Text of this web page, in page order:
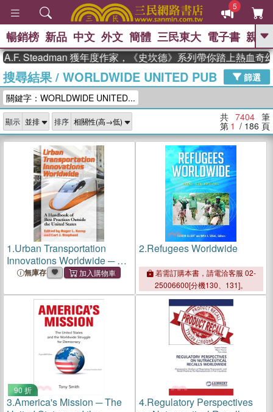
5
GO
熱搜： 東野圭吾 、 高希均教授回憶錄
、 The Odyssey 、 父親節 、 如果歷
史是一群喵
獎 臺灣漫遊錄 、 方念華 、 台灣的李
登輝時代
數學女孩：黎曼猜想 、
偉大的迷走神經
暢銷榜 新品 中文 外文 簡體 三民東大 電子書 親子
獲年度作家，《史坎德》系列帶你踏上熱血奇幻旅程
搜尋結果/ WORLDWIDE UNITED PUB
篩選
關鍵字：WORLDWIDE UNITED...
顯示 排序 共 7404 筆
第 1 / 186 頁
1.Urban Transportation
Innovations Worldwide ─ A
Handbook of Best Practices
無庫存
2.Refugees Worldwide
若需訂購本書，請電洽客服 02-
25006600[分機130、131]。
90 折
3.America's Mission ─ The
4.Regulatory Perspectives